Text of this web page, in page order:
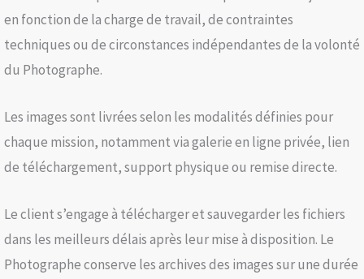
en fonction de la charge de travail, de contraintes
techniques ou de circonstances indépendantes de la volonté
du Photographe.
Les images sont livrées selon les modalités définies pour
chaque mission, notamment via galerie en ligne privée, lien
de téléchargement, support physique ou remise directe.
Le client s’engage à télécharger et sauvegarder les fichiers
dans les meilleurs délais après leur mise à disposition. Le
Photographe conserve les archives des images sur une durée